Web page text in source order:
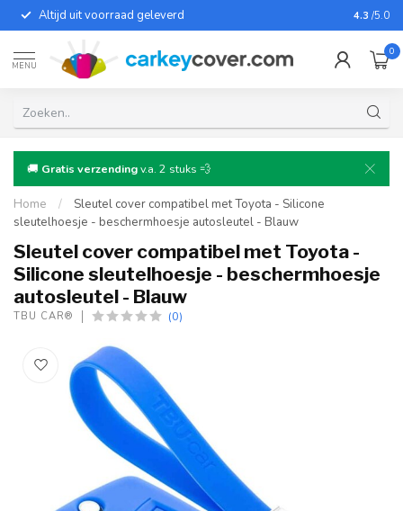
Altijd uit voorraad geleverd Voor
4.3 /5.0
MENU
0
🚚 Gratis verzendingv.a. 2 stuks 💨
Home /
Sleutel cover compatibel met Toyota - Silicone
sleutelhoesje - beschermhoesje autosleutel - Blauw
Sleutel cover compatibel met Toyota -
Silicone sleutelhoesje - beschermhoesje
autosleutel - Blauw
TBU CAR® (0)